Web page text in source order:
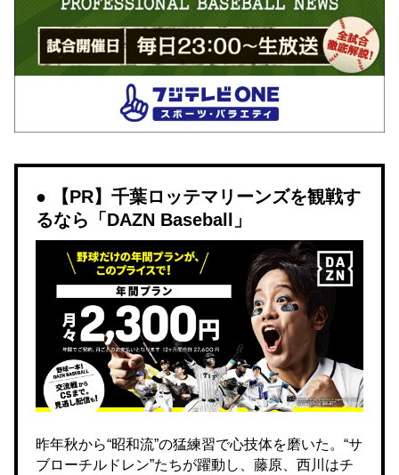
【PR】千葉ロッテマリーンズを観戦す
るなら「DAZN Baseball」
昨年秋から“昭和流”の猛練習で心技体を磨いた。“サ
ブローチルドレン”たちが躍動し、藤原、西川はチ